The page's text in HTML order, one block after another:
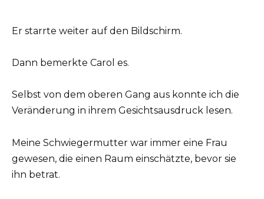
Er starrte weiter auf den Bildschirm.
Dann bemerkte Carol es.
Selbst von dem oberen Gang aus konnte ich die
Veränderung in ihrem Gesichtsausdruck lesen.
Meine Schwiegermutter war immer eine Frau
gewesen, die einen Raum einschätzte, bevor sie
ihn betrat.